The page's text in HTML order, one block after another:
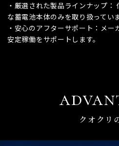
・厳選された製品ラインナップ
な蓄電池本体のみを取り扱っていま
・安心のアフターサポート：メ
安定稼働をサポートします。
クオクリ